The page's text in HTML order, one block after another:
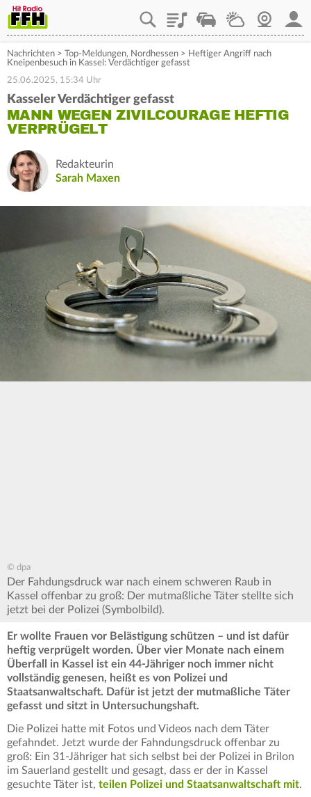
PlaylistStaupilotWetterWebcam
Nachrichten > Top-Meldungen, Nordhessen > Heftiger Angriff nach
Kneipenbesuch in Kassel: Verdächtiger gefasst
25.06.2025, 15:34 Uhr
Kasseler Verdächtiger gefasst
MANN WEGEN ZIVILCOURAGE HEFTIG
VERPRÜGELT
Redakteurin
Sarah Maxen
© dpa
Der Fahdungsdruck war nach einem schweren Raub in
Kassel offenbar zu groß: Der mutmaßliche Täter stellte sich
jetzt bei der Polizei (Symbolbild).
Er wollte Frauen vor Belästigung schützen – und ist dafür
heftig verprügelt worden. Über vier Monate nach einem
Überfall in Kassel ist ein 44-Jähriger noch immer nicht
vollständig genesen, heißt es von Polizei und
Staatsanwaltschaft. Dafür ist jetzt der mutmaßliche Täter
gefasst und sitzt in Untersuchungshaft.
Die Polizei hatte mit Fotos und Videos nach dem Täter
gefahndet. Jetzt wurde der Fahndungsdruck offenbar zu
groß: Ein 31-Jähriger hat sich selbst bei der Polizei in Brilon
im Sauerland gestellt und gesagt, dass er der in Kassel
gesuchte Täter ist, teilen Polizei und Staatsanwaltschaft mit.